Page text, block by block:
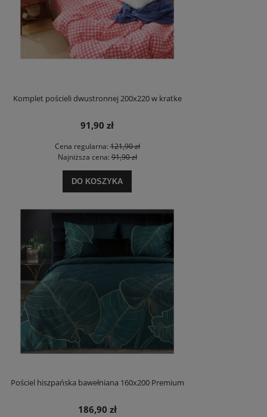
Komplet pościeli dwustronnej 200x220 w kratke
91,90 zł
Cena regularna:121,90 zł
Najniższa cena:91,90 zł
DO KOSZYKA
Pościel hiszpańska bawełniana 160x200 Premium
186,90 zł